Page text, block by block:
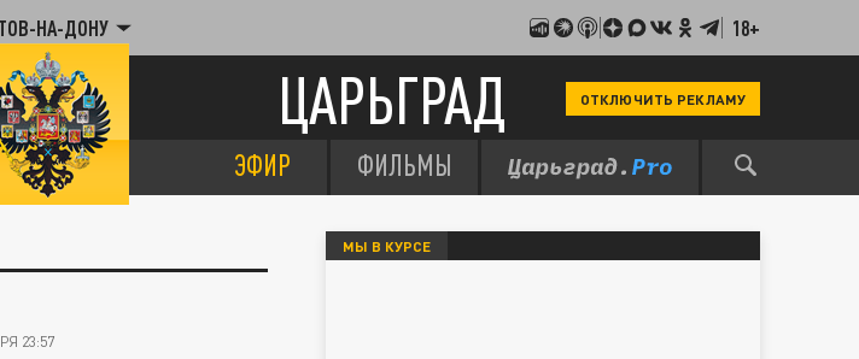
НА-ДОНУ 18+
ЦАРЬГРАД ОТКЛЮЧИТЬ РЕКЛАМУ
ЭФИР ФИЛЬМЫ
23:57
МЫ В КУРСЕ